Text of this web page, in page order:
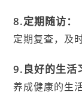
8.定期随访：
定期复查，及
9.良好的生活
养成健康的生